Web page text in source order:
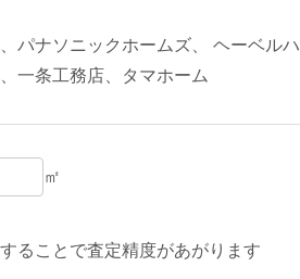
パナソニックホームズ、 ヘーベルハ
一条工務店、タマホーム
㎡
ることで査定精度があがります